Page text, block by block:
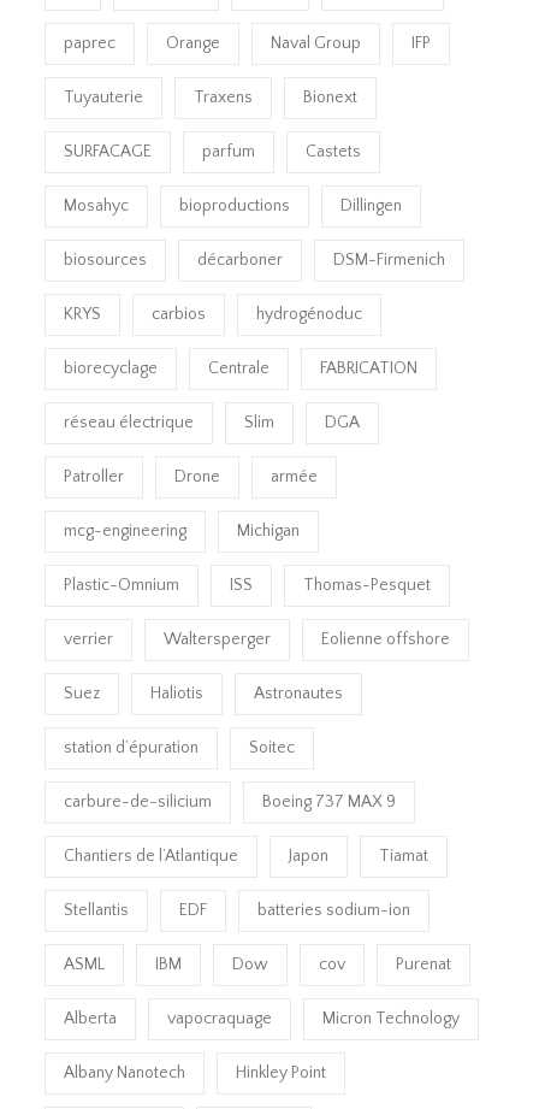
paprec Orange Naval Group IFP
Tuyauterie Traxens Bionext
SURFACAGE parfum Castets
Mosahyc bioproductions Dillingen
biosources décarboner DSM-Firmenich
KRYS carbios hydrogénoduc
biorecyclage Centrale FABRICATION
réseau électrique Slim DGA
Patroller Drone armée
mcg-engineering Michigan
Plastic-Omnium ISS Thomas-Pesquet
verrier Waltersperger Eolienne offshore
Suez Haliotis Astronautes
station d’épuration Soitec
carbure-de-silicium Boeing 737 MAX 9
Chantiers de l’Atlantique Japon Tiamat
Stellantis EDF batteries sodium-ion
ASML IBM Dow cov Purenat
Alberta vapocraquage Micron Technology
Albany Nanotech Hinkley Point